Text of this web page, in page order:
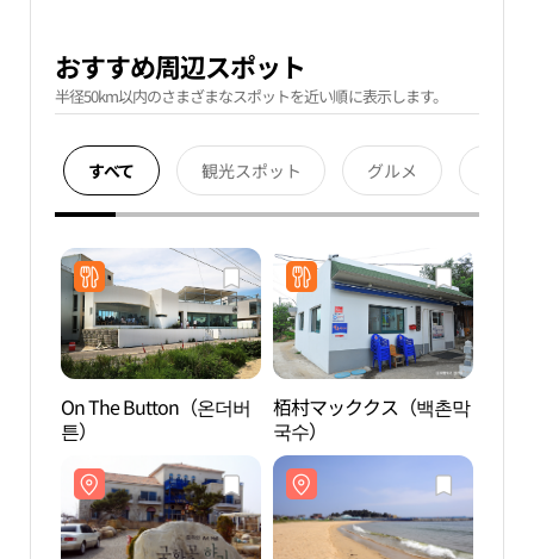
おすすめ周辺スポット
半径50km以内のさまざまなスポットを近い順に表示します。
すべて 観光スポット グルメ
On The Button（온더버
튼）
栢村マッククス（백촌막
국수）